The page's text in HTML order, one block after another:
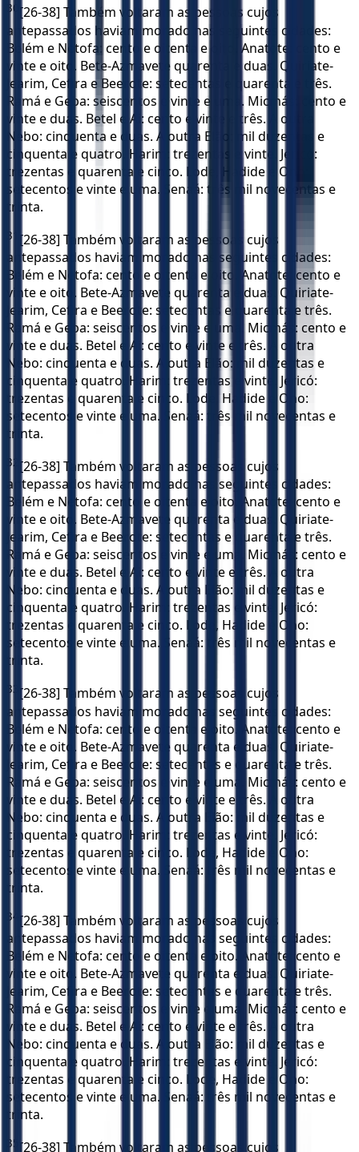
30 [26-38] Também voltaram as pessoas cujos
antepassados haviam morado nas seguintes cidades:
Belém e Netofa: cento e oitenta e oito. Anatote: cento e
vinte e oito. Bete-Azmavete quarenta e duas. Quiriate-
Jearim, Cefira e Beerote: setecentas e quarenta e três.
Ramá e Geba: seiscentos e vinte e uma. Micmás: cento e
vinte e duas. Betel e Ai: cento e vinte e três. A outra
Nebo: cinquenta e duas. A outra Elão: mil duzentas e
cinquenta e quatro. Harim: trezentas e vinte. Jericó:
trezentas e quarenta e cinco. Lode, Hadide e Ono:
setecentos e vinte e uma. Senaá: três mil novecentas e
trinta.
31
[26-38] Também voltaram as pessoas cujos
antepassados haviam morado nas seguintes cidades:
Belém e Netofa: cento e oitenta e oito. Anatote: cento e
vinte e oito. Bete-Azmavete quarenta e duas. Quiriate-
Jearim, Cefira e Beerote: setecentas e quarenta e três.
Ramá e Geba: seiscentos e vinte e uma. Micmás: cento e
vinte e duas. Betel e Ai: cento e vinte e três. A outra
Nebo: cinquenta e duas. A outra Elão: mil duzentas e
cinquenta e quatro. Harim: trezentas e vinte. Jericó:
trezentas e quarenta e cinco. Lode, Hadide e Ono:
setecentos e vinte e uma. Senaá: três mil novecentas e
trinta.
32 [26-38] Também voltaram as pessoas cujos
antepassados haviam morado nas seguintes cidades:
Belém e Netofa: cento e oitenta e oito. Anatote: cento e
vinte e oito. Bete-Azmavete quarenta e duas. Quiriate-
Jearim, Cefira e Beerote: setecentas e quarenta e três.
Ramá e Geba: seiscentos e vinte e uma. Micmás: cento e
vinte e duas. Betel e Ai: cento e vinte e três. A outra
Nebo: cinquenta e duas. A outra Elão: mil duzentas e
cinquenta e quatro. Harim: trezentas e vinte. Jericó:
trezentas e quarenta e cinco. Lode, Hadide e Ono:
setecentos e vinte e uma. Senaá: três mil novecentas e
trinta.
33 [26-38] Também voltaram as pessoas cujos
antepassados haviam morado nas seguintes cidades:
Belém e Netofa: cento e oitenta e oito. Anatote: cento e
vinte e oito. Bete-Azmavete quarenta e duas. Quiriate-
Jearim, Cefira e Beerote: setecentas e quarenta e três.
Ramá e Geba: seiscentos e vinte e uma. Micmás: cento e
vinte e duas. Betel e Ai: cento e vinte e três. A outra
Nebo: cinquenta e duas. A outra Elão: mil duzentas e
cinquenta e quatro. Harim: trezentas e vinte. Jericó:
trezentas e quarenta e cinco. Lode, Hadide e Ono:
setecentos e vinte e uma. Senaá: três mil novecentas e
trinta.
34 [26-38] Também voltaram as pessoas cujos
antepassados haviam morado nas seguintes cidades:
Belém e Netofa: cento e oitenta e oito. Anatote: cento e
vinte e oito. Bete-Azmavete quarenta e duas. Quiriate-
Jearim, Cefira e Beerote: setecentas e quarenta e três.
Ramá e Geba: seiscentos e vinte e uma. Micmás: cento e
vinte e duas. Betel e Ai: cento e vinte e três. A outra
Nebo: cinquenta e duas. A outra Elão: mil duzentas e
cinquenta e quatro. Harim: trezentas e vinte. Jericó:
trezentas e quarenta e cinco. Lode, Hadide e Ono:
setecentos e vinte e uma. Senaá: três mil novecentas e
trinta.
35 [26-38] Também voltaram as pessoas cujos